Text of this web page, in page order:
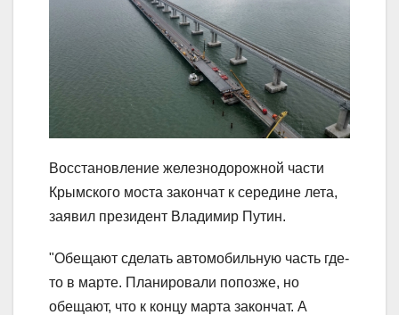
Восстановление железнодорожной части
Крымского моста закончат к середине лета,
заявил президент Владимир Путин.
"Обещают сделать автомобильную часть где-
то в марте. Планировали попозже, но
обещают, что к концу марта закончат. А